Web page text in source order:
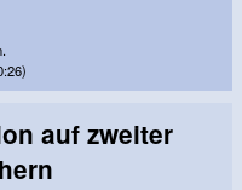
auf zweiter